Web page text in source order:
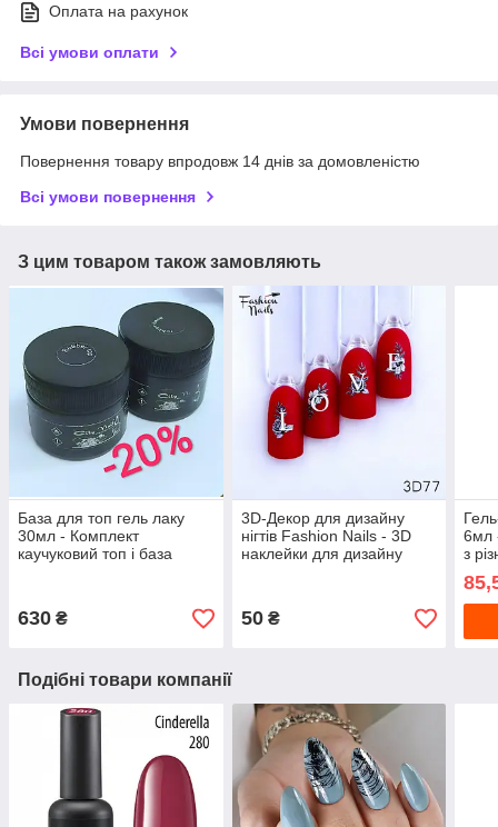
Оплата на рахунок
Всі умови оплати
Умови повернення
Повернення товару впродовж 14 днів за домовленістю
Всі умови повернення
З цим товаром також замовляють
База для топ гель лаку
30мл - Комплект
каучуковий топ і база
630 ₴
3D-Декор для дизайну
нігтів Fashion Nails - 3D
наклейки для дизайну
50₴
6мл
з
Подібні товари компанії